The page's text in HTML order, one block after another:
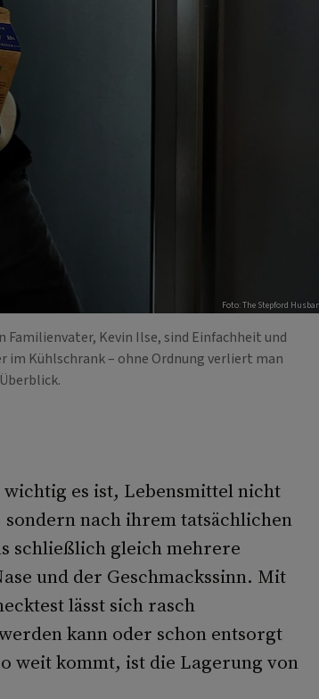
Foto: The Stepford
Kevin Ilse, sind Einfachheit und
im Kühlschrank – ohne Ordnung verliert man
es ist, Lebensmittel nicht
nach ihrem tatsächlichen
schließlich gleich mehrere
und der Geschmackssinn. Mit
lässt sich rasch
kann oder schon entsorgt
weit kommt, ist die Lagerung von